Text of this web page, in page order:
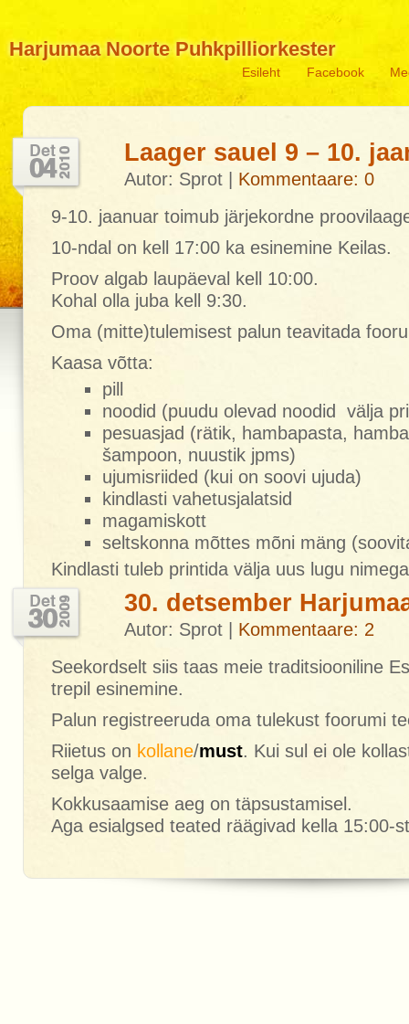
Harjumaa Noorte Puhkpilliorkester
Facebook
Esileht
Laager sauel 9 – 10.
Autor: Sprot | Kommentaare: 0
9-10. jaanuar toimub järjekordne
10-ndal on kell 17:00 ka esinemine Keilas.
Proov algab laupäeval kell 10:00.
Kohal olla juba kell 9:30.
Oma (mitte)tulemisest palun teavitada
Kaasa võtta:
pill
noodid (puudu olevad noodid välja
pesuasjad (rätik, hambapasta,
šampoon, nuustik jpms)
ujumisriided (kui on soovi ujuda)
kindlasti vahetusjalatsid
magamiskott
seltskonna mõttes mõni mäng
Kindlasti tuleb printida välja uus lugu
30. detsember
Autor: Sprot | Kommentaare: 2
Seekordselt siis taas meie traditsiooniline
trepil esinemine.
Palun registreeruda oma tulekust foorumi
Riietus on kollane/must. Kui sul ei ole
selga valge.
Kokkusaamise aeg on täpsustamisel.
Aga esialgsed teated räägivad kella 15:00-